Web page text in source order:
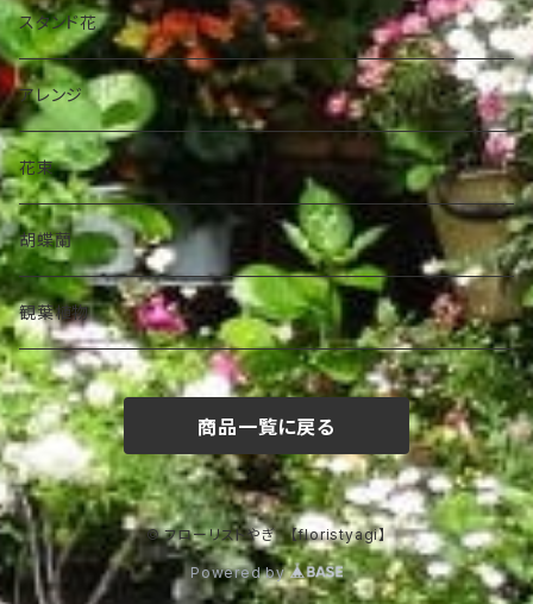
スタンド花
アレンジ
花束
胡蝶蘭
観葉植物
商品一覧に戻る
© フローリストやぎ 【floristyagi】
Powered by